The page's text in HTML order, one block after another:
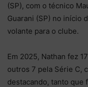
(SP), com o técnico
Guarani (SP) no início
volante para o clube.
Em 2025, Nathan fez
outros 7 pela Série C,
destacando, tanto que